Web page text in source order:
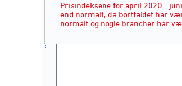
Prisindeksene for april 2020 -
end normalt, da bortfaldet har
normalt og nogle brancher har